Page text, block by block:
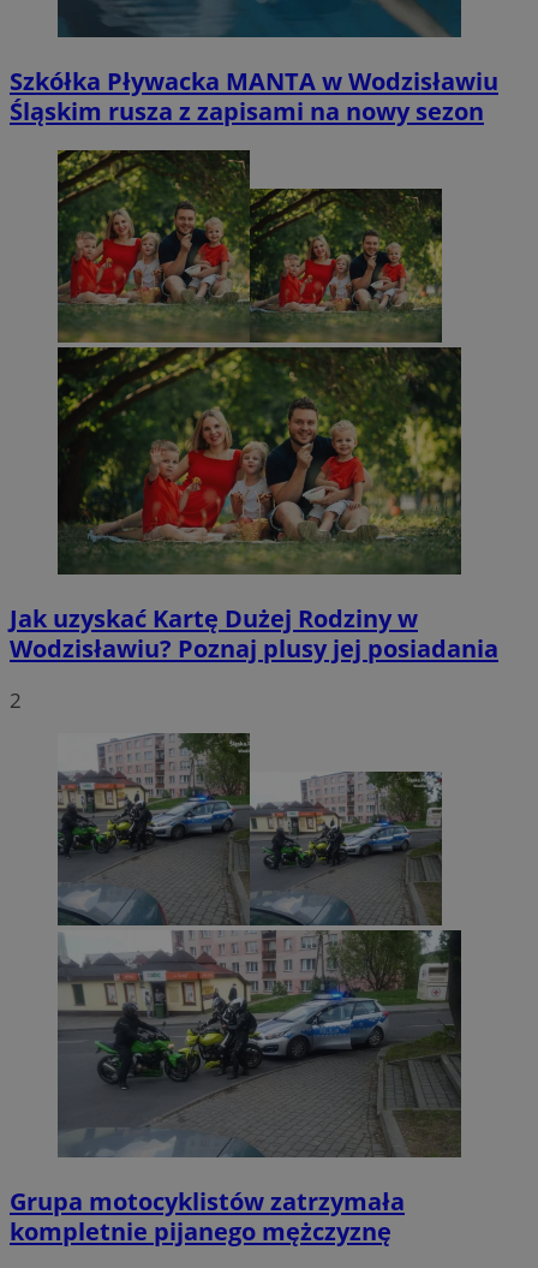
Szkółka Pływacka MANTA w Wodzisławiu
Śląskim rusza z zapisami na nowy sezon
Jak uzyskać Kartę Dużej Rodziny w
Wodzisławiu? Poznaj plusy jej posiadania
2
Grupa motocyklistów zatrzymała
kompletnie pijanego mężczyznę